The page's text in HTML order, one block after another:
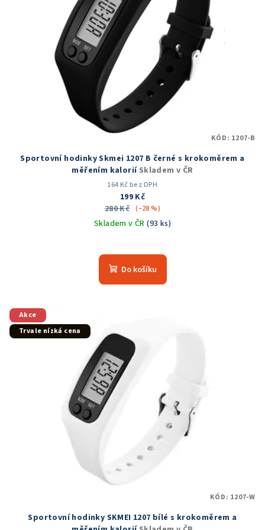
Sportovní hodinky Skmei 1207 B černé s krokoměrem a
měřením kalorií Skladem v ČR
164 Kč bez DPH
199 Kč
280 Kč (–28 %)
Skladem v ČR(93 ks)
hodnocení
produktu
Do košíku
KÓD: 1207-B
Akce
Trvale nízká cena
Sportovní hodinky SKMEI 1207 bílé s krokoměrem a
KÓD: 1207-W